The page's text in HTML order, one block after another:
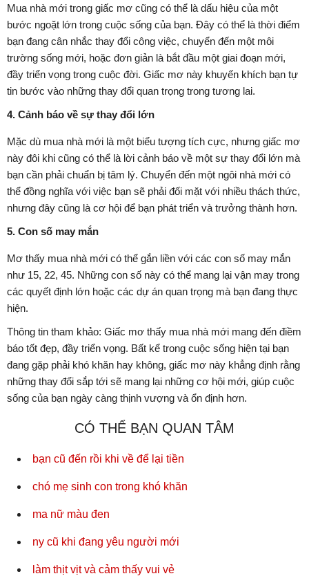
Mua nhà mới trong giấc mơ cũng có thể là dấu hiệu của một
bước ngoặt lớn trong cuộc sống của bạn. Đây có thể là thời điểm
bạn đang cân nhắc thay đổi công việc, chuyển đến một môi
trường sống mới, hoặc đơn giản là bắt đầu một giai đoạn mới,
đầy triển vọng trong cuộc đời. Giấc mơ này khuyến khích bạn tự
tin bước vào những thay đổi quan trọng trong tương lai.
4. Cảnh báo về sự thay đổi lớn
Mặc dù mua nhà mới là một biểu tượng tích cực, nhưng giấc mơ
này đôi khi cũng có thể là lời cảnh báo về một sự thay đổi lớn mà
bạn cần phải chuẩn bị tâm lý. Chuyển đến một ngôi nhà mới có
thể đồng nghĩa với việc bạn sẽ phải đối mặt với nhiều thách thức,
nhưng đây cũng là cơ hội để bạn phát triển và trưởng thành hơn.
5. Con số may mắn
Mơ thấy mua nhà mới có thể gắn liền với các con số may mắn
như 15, 22, 45. Những con số này có thể mang lại vận may trong
các quyết định lớn hoặc các dự án quan trọng mà bạn đang thực
hiện.
Thông tin tham khảo: Giấc mơ thấy mua nhà mới mang đến điềm
báo tốt đẹp, đầy triển vọng. Bất kể trong cuộc sống hiện tại bạn
đang gặp phải khó khăn hay không, giấc mơ này khẳng định rằng
những thay đổi sắp tới sẽ mang lại những cơ hội mới, giúp cuộc
sống của bạn ngày càng thịnh vượng và ổn định hơn.
CÓ THỂ BẠN QUAN TÂM
bạn cũ đến rồi khi về để lại tiền
chó mẹ sinh con trong khó khăn
ma nữ màu đen
ny cũ khi đang yêu người mới
làm thịt vịt và cảm thấy vui vẻ